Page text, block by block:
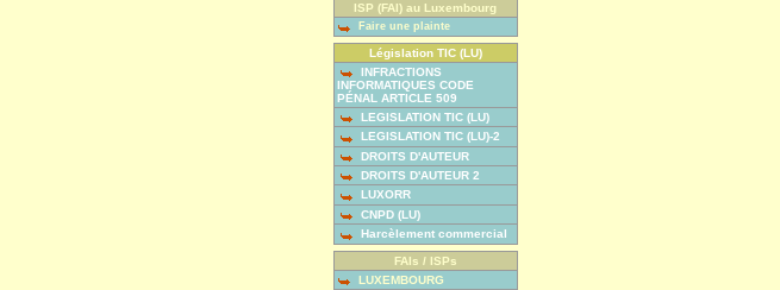
ISP (FAI) au Luxembourg
Faire une plainte
Législation TIC (LU)
INFRACTIONS
INFORMATIQUES CODE
PÉNAL ARTICLE 509
LEGISLATION TIC (LU)
LEGISLATION TIC (LU)-2
DROITS D'AUTEUR
DROITS D'AUTEUR 2
LUXORR
CNPD (LU)
Harcèlement commercial
FAIs / ISPs
LUXEMBOURG